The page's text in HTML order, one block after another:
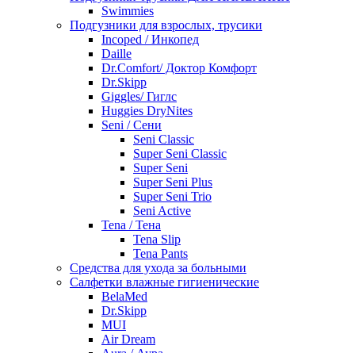
Swimmies
Подгузники для взрослых, трусики
Incoped / Инкопед
Daille
Dr.Comfort/ Доктор Комфорт
Dr.Skipp
Giggles/ Гиглс
Huggies DryNites
Seni / Сени
Seni Classic
Super Seni Classic
Super Seni
Super Seni Plus
Super Seni Trio
Seni Active
Tena / Тена
Tena Slip
Tena Pants
Средства для ухода за больными
Салфетки влажные гигиенические
BelaMed
Dr.Skipp
MUI
Air Dream